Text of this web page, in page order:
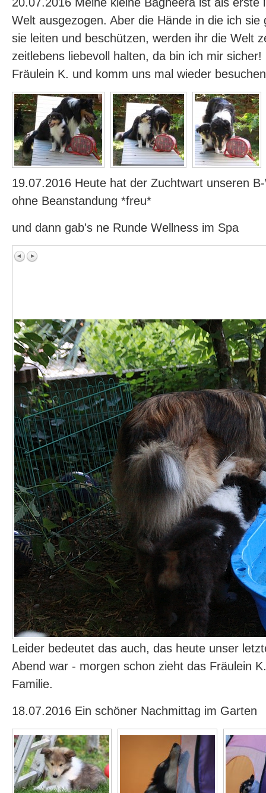
Welt ausgezogen. Aber die Hände in die ich sie
sie leiten und beschützen, werden ihr die Welt
zeitlebens liebevoll halten, da bin ich mir
Fräulein K. und komm uns mal wieder
19.07.2016 Heute hat der Zuchtwart unseren
ohne Beanstandung *freu*
und dann gab's ne Runde Wellness im Spa
Leider bedeutet das auch, das heute unser
Abend war - morgen schon zieht das Fräulein
Familie.
18.07.2016 Ein schöner Nachmittag im Garten